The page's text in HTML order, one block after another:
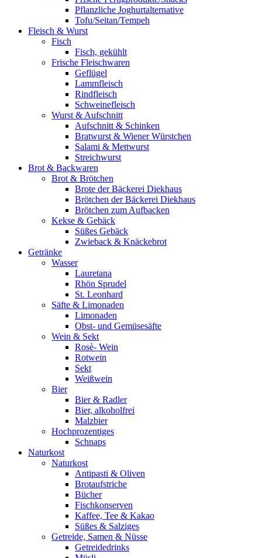
Pflanzliche Joghurtalternative
Tofu/Seitan/Tempeh
Fleisch & Wurst
Fisch
Fisch, gekühlt
Frische Fleischwaren
Geflügel
Lammfleisch
Rindfleisch
Schweinefleisch
Wurst & Aufschnitt
Aufschnitt & Schinken
Bratwurst & Wiener Würstchen
Salami & Mettwurst
Streichwurst
Brot & Backwaren
Brot & Brötchen
Brote der Bäckerei Diekhaus
Brötchen der Bäckerei Diekhaus
Brötchen zum Aufbacken
Kekse & Gebäck
Süßes Gebäck
Zwieback & Knäckebrot
Getränke
Wasser
Lauretana
Rhön Sprudel
St. Leonhard
Säfte & Limonaden
Limonaden
Obst- und Gemüsesäfte
Wein & Sekt
Rosè- Wein
Rotwein
Sekt
Weißwein
Bier
Bier & Radler
Bier, alkoholfrei
Malzbier
Hochprozentiges
Schnaps
Naturkost
Naturkost
Antipasti & Oliven
Brotaufstriche
Bücher
Fischkonserven
Kaffee, Tee & Kakao
Süßes & Salziges
Getreide, Samen & Nüsse
Getreidedrinks